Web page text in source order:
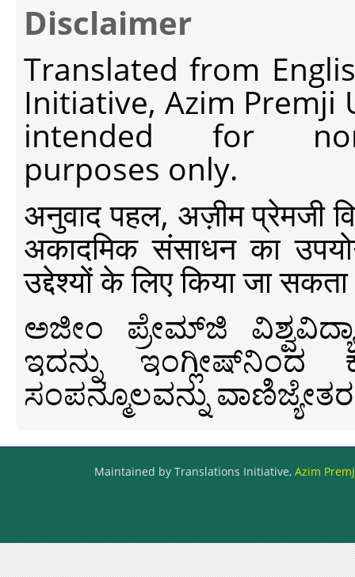
Disclaimer
Translated from
Initiative, Azim Premji
intended for non-
purposes only.
अनुवाद पहल, अज़ीम प्रेमजी
अकादमिक संसाधन का
उद्देश्यों के लिए किया जा
ಅಜೀಂ ಪ್ರೇಮ್‍ಜಿ
ಇದನ್ನು ಇಂಗ್ಲೀಷ್‍ನಿಂದ
ಸಂಪನ್ಮೂಲವನ್ನು
Maintained by Translations Initiative, Azim